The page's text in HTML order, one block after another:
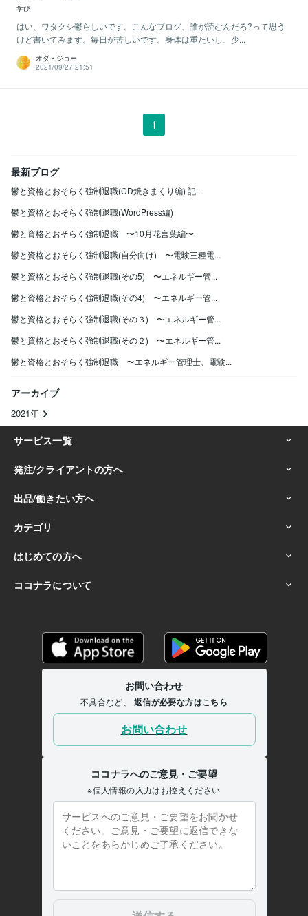
学び
はい、ワタクシ鬱らしいです。こんなブログ、誰が読むんだろ?って思う
けど書いてみます。毎日が苦しいです。身体は重たいし、少...
オダ・ジョー
2021/09/27 21:51
1
最新ブログ
鬱と資格とおそらく強制退職(CD焼きまくり編) 記...
鬱と資格とおそらく強制退職(WordPress編)
鬱と資格とおそらく強制退職 〜10月花言葉編〜
鬱と資格とおそらく強制退職(自分向け) 〜電験三種電...
鬱と資格とおそらく強制退職(その5) 〜エネルギー管...
鬱と資格とおそらく強制退職(その4) 〜エネルギー管...
鬱と資格とおそらく強制退職(その３) 〜エネルギー管...
鬱と資格とおそらく強制退職(その２) 〜エネルギー管...
鬱と資格とおそらく強制退職 〜エネルギー管理士、電験...
アーカイブ
2021年